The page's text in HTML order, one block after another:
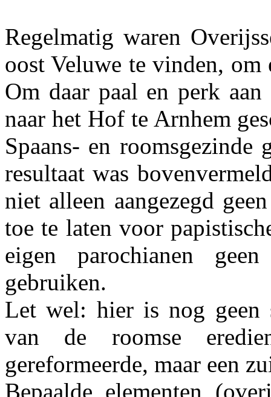
Regelmatig waren
oost Veluwe te vinden, om
Om daar paal en perk
naar het Hof te Arnhem
Spaans- en
resultaat was
niet alleen aangezegd
toe te laten voor
eigen parochianen
gebruiken.
Let wel: hier is nog geen
van de roomse
gereformeerde, maar een
Bepaalde elementen